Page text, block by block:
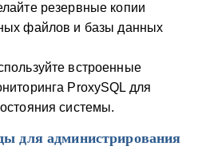
резервные копии
файлов и базы данных
встроенные
ProxySQL для
системы.
для администрирования